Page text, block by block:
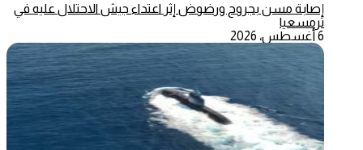
إصابة مسن بجروح ورضوض إثر اعتداء جيش الاحتلال عليه في
ترمسعيا
6 أغسطس، 2026